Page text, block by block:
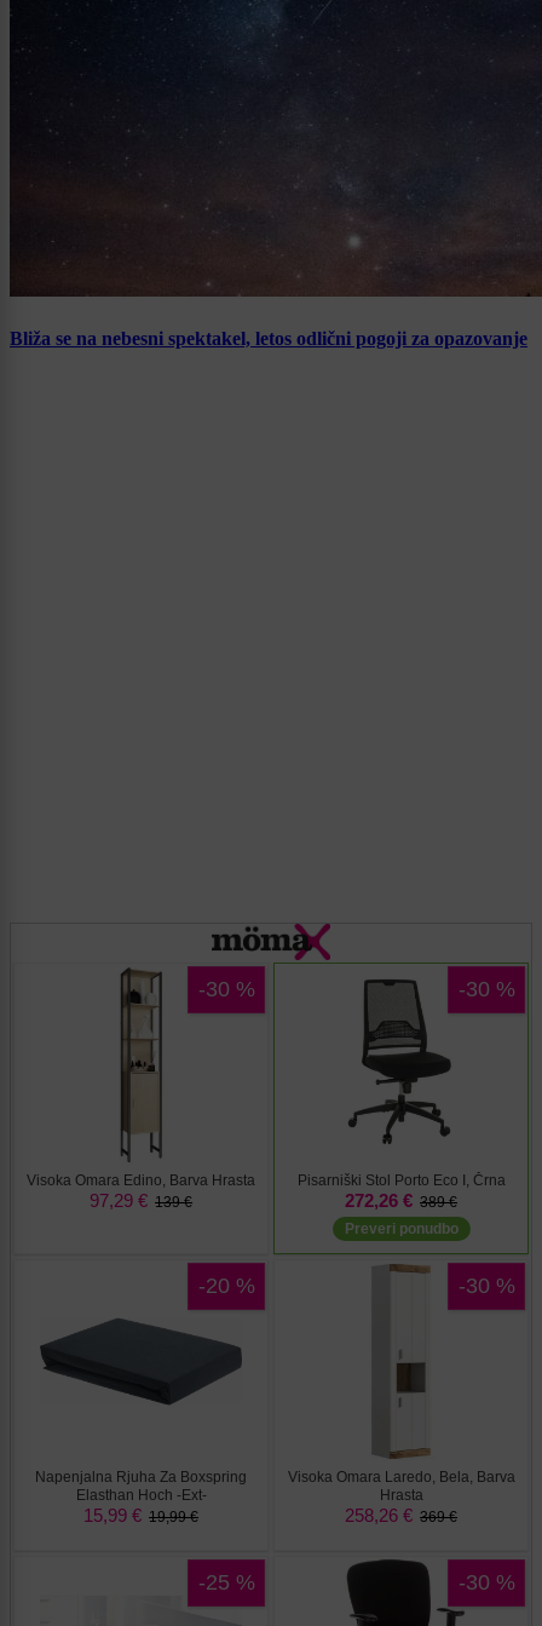
Bliža se na nebesni spektakel, letos odlični pogoji za opazovanje